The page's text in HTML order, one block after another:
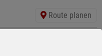
Route planen
39387 Oschersleben